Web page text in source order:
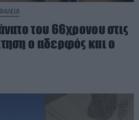
του 66χρονου στις
ο αδερφός και ο